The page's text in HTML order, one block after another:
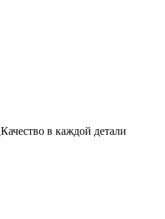
Качество в каждой детали